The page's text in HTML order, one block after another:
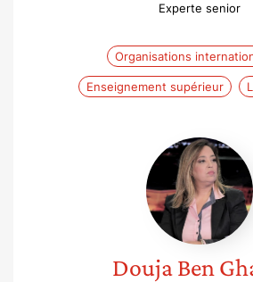
Experte senior
Organisations
Enseignement supérieur
Douja
Ben
Gharbi
Douja Ben